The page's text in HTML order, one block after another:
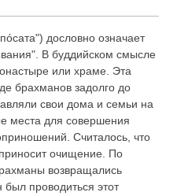
дословно означает
В буддийском смысле
или храме. Эта
брахманов задолго до
свои дома и семьи на
места для совершения
Считалось, что
очищение. По
возвращались
проводиться этот